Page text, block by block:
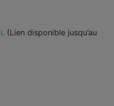
. (Lien disponible jusqu’au